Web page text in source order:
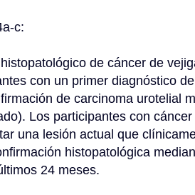
c:
con un primer diagnóstico
de carcinoma urotelial
Los participantes con
una lesión actual que
histopatológica
24 meses.